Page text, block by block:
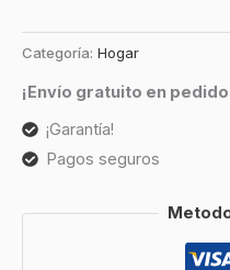
Categoría: Hogar
¡Envío gratuito en
¡Garantía!
Pagos seguros